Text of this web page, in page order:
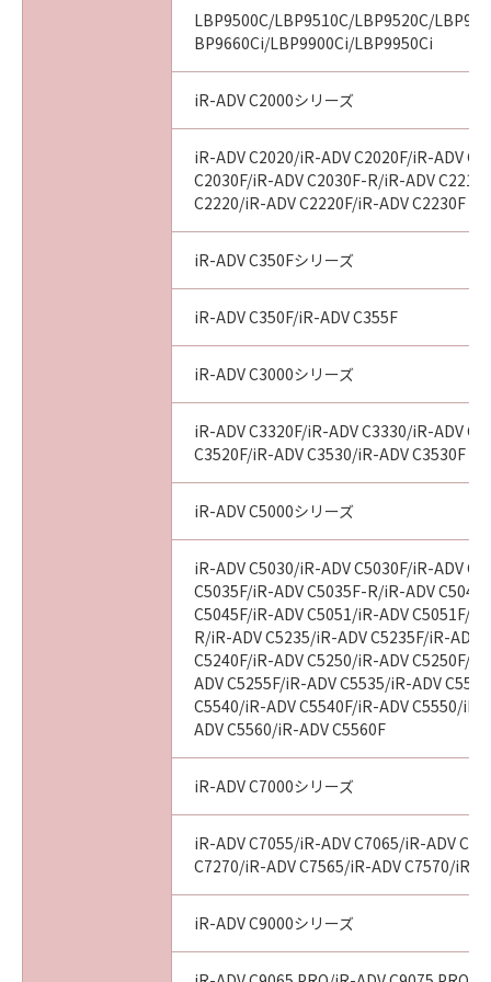
10. SEVERABILITY
In the event that any section hereof is
declared or found to be illegal by any court or
tribunal of competent jurisdiction, such
section shall be null and void with respect to
the jurisdiction of that court or tribunal and
all the remaining provisions hereof shall
remain in full force and effect.
11. ACKNOWLEDGEMENT
BY CLICKING THE BUTTON INDICATING
YOUR ACCEPTANCE AS STATED BELOW OR
INSTALLING THE SOFTWARE, YOU
ACKNOWLEDGE THAT YOU HAVE READ THIS
AGREEMENT, UNDERSTOOD IT, AND AGREE
TO BE BOUND BY ITS TERMS AND
AGREEMENT IS THE COMPLETE AND
EXCLUSIVE STATEMENT OF AGREEMENT
BETWEEN YOU AND CANON CONCERNING
THE SUBJECT MATTER HEREOF AND
SUPERSEDES ALL PROPOSALS OR PRIOR
AGREEMENTS, VERBAL OR WRITTEN, AND
ANY OTHER COMMUNICATIONS BETWEEN
YOU AND CANON RELATING TO THE
SUBJECT MATTER HEREOF. NO AMENDMENT
TO THIS AGREEMENT SHALL BE EFFECTIVE
UNLESS SIGNED BY A DULY AUTHORISED
REPRESENTATIVE OF CANON.
Should you have any questions concerning
this Agreement, or if you desire to contact
Canon for any reason, please write to Canon's
sales subsidiary or distributor/dealer, serving
the country where you obtained the
LBP9500C/LBP9510C/LBP9520C/
BP9660Ci/LBP9900Ci/LBP9950Ci
iR-ADV C2000シリーズ
iR-ADV C2020/iR-ADV C2020F/iR-ADV
C2030F/iR-ADV C2030F-R/iR-ADV
C2220/iR-ADV C2220F/iR-ADV C2230F
iR-ADV C350Fシリーズ
iR-ADV C350F/iR-ADV C355F
iR-ADV C3000シリーズ
iR-ADV C3320F/iR-ADV C3330/iR-ADV
C3520F/iR-ADV C3530/iR-ADV C3530F
iR-ADV C5000シリーズ
iR-ADV C5030/iR-ADV C5030F/iR-ADV
C5035F/iR-ADV C5035F-R/iR-ADV
C5045F/iR-ADV C5051/iR-ADV C5051F/
R/iR-ADV C5235/iR-ADV C5235F/iR-ADV
C5240F/iR-ADV C5250/iR-ADV C5250F/
ADV C5255F/iR-ADV C5535/iR-ADV
C5540/iR-ADV C5540F/iR-ADV C5550/iR-
ADV C5560/iR-ADV C5560F
iR-ADV C7000シリーズ
iR-ADV C7055/iR-ADV C7065/iR-ADV
C7270/iR-ADV C7565/iR-ADV C7570/iR-
iR-ADV C9000シリーズ